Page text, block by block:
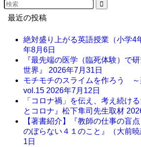
最近の投稿
絶対盛り上がる英語授業（小学4
年8月6日
『最先端の医学（臨死体験）で
世界』 2026年7月31日
モチモチのスライムを作ろう ～
vol.15 2026年7月12日
「コロナ禍」を伝え、考え続け
とコロナ』松下隼司先生取材
【著書紹介】『教師の仕事の盲
のぼらない４１のこと』（大前暁
1日